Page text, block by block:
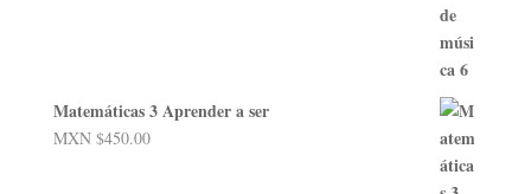
Matemáticas 3 Aprender a ser
MXN $450.00